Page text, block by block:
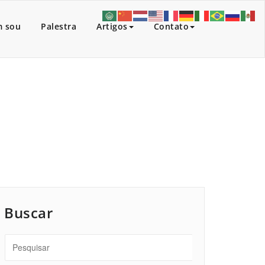
sou Palestra Artigos Contato
Buscar